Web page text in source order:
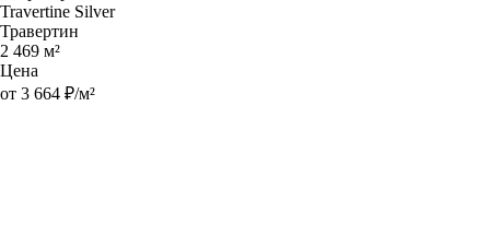
Travertine Silver
Травертин
2 469 м²
Цена
от 3 664 ₽/м²